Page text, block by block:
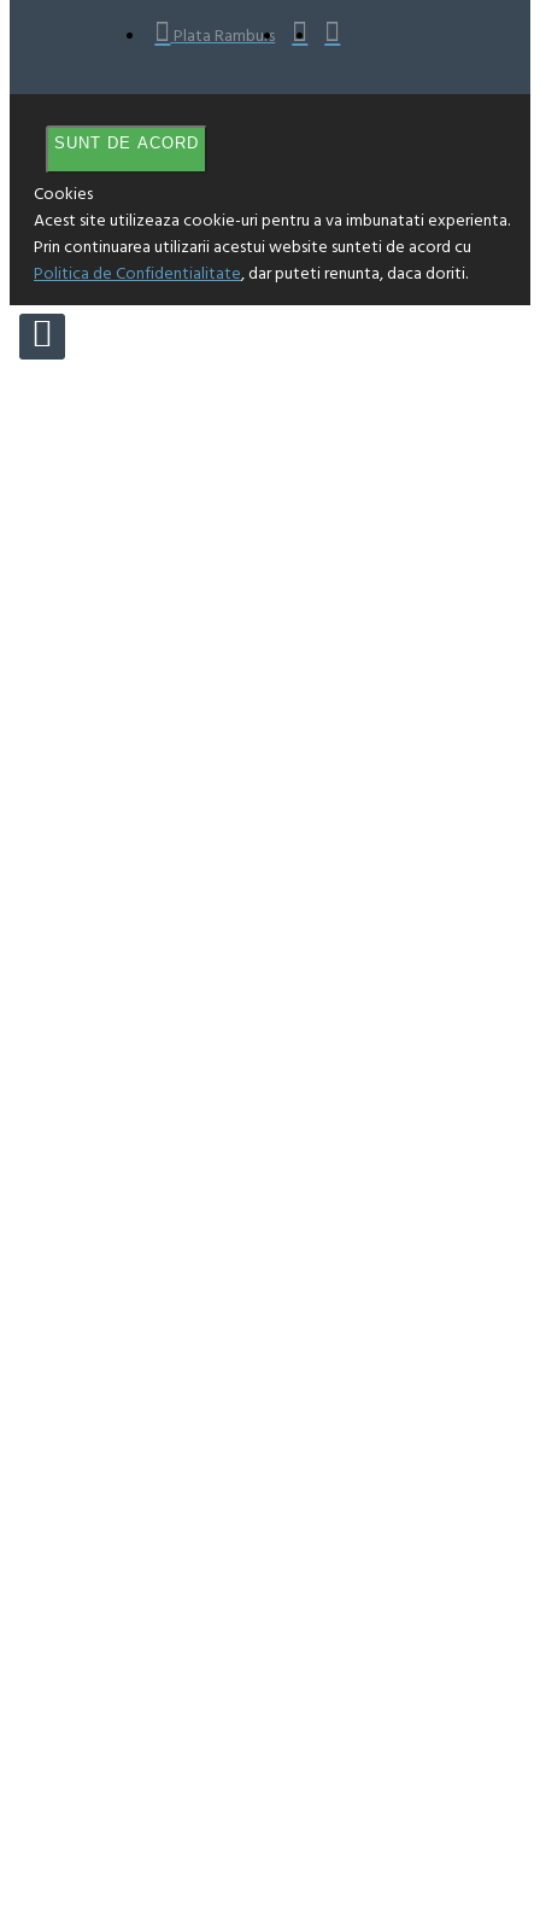
Plata Ramburs
SUNT DE ACORD
Cookies
Acest site utilizeaza cookie-uri pentru a va imbunatati experienta.
Prin continuarea utilizarii acestui website sunteti de acord cu
Politica de Confidentialitate, dar puteti renunta, daca doriti.